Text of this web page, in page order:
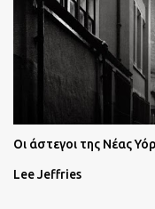
Oι άστεγοι της Νέας
Lee Jeffries